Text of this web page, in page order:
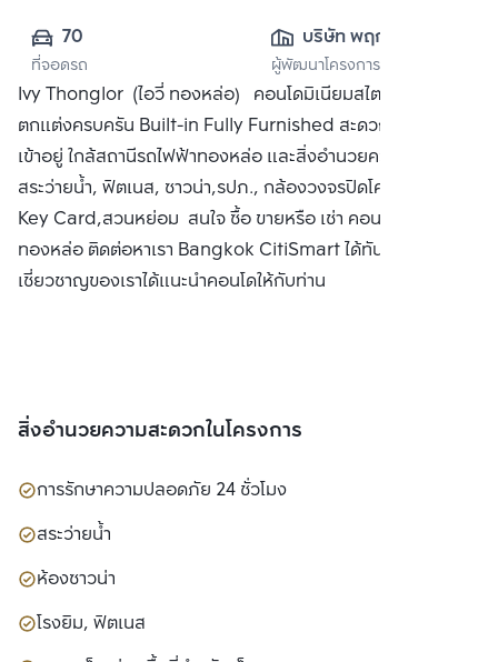
70
ที่จอดรถ
บริษัท พฤกษา เรียล
เอสเตท จำกัด
(มหาชน)
ผู้พัฒนาโครงการ
Ivy Thonglor (ไอวี่ ทองหล่อ) คอนโดมิเนียมสไตล์ Art Deco
ตกแต่งครบครัน Built-in Fully Furnished สะดวกสบายพร้อม
เข้าอยู่ ใกล้สถานีรถไฟฟ้าทองหล่อ และสิ่งอำนวยความสะดวก
สระว่ายน้ำ, ฟิตเนส, ซาวน่า,รปภ., กล้องวงจรปิดโครงการ, ประตู
Key Card,สวนหย่อม สนใจ ซื้อ ขายหรือ เช่า คอนโด ไอวี่
ทองหล่อ ติดต่อหาเรา Bangkok CitiSmart ได้ทันที เพื่อให้ผู้
เชี่ยวชาญของเราได้แนะนำคอนโดให้กับท่าน
สิ่งอำนวยความสะดวกในโครงการ
การรักษาความปลอดภัย 24 ชั่วโมง
สระว่ายน้ำ
ห้องซาวน่า
โรงยิม, ฟิตเนส